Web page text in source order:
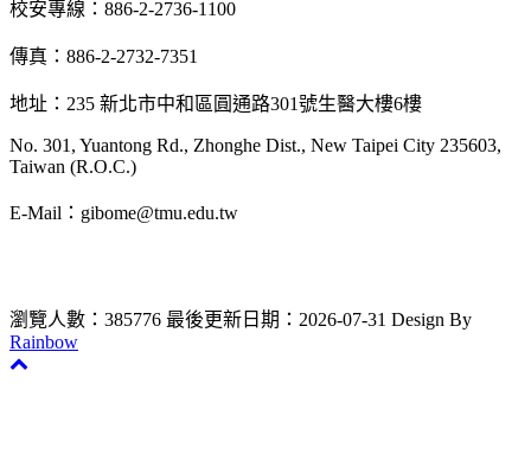
校安專線：886-2-2736-1100
傳真：886-2-2732-7351
地址：235 新北市中和區圓通路301號生醫大樓6樓
No. 301, Yuantong Rd., Zhonghe Dist., New Taipei City 235603,
Taiwan (R.O.C.)
E-Mail：gibome@tmu.edu.tw
瀏覽人數：385776 最後更新日期：2026-07-31 Design By
Rainbow